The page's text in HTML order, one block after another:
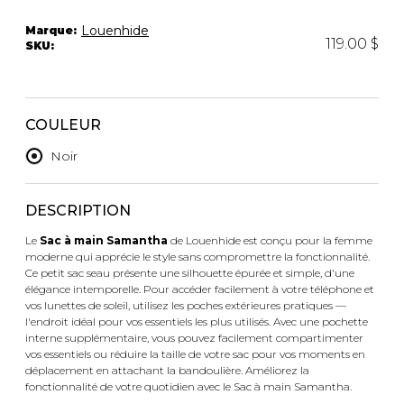
VÊTEMENTS DE NUIT ET
DÉTENTE
STYLE DE VIE
MASTECTOMIE
Étuis
Parapluies
BEAUTÉ ET
BIEN-ÊTRE
Produits Boss Appeal
Bain et corps
Soins du visage
Accessoires à cheveux
Chandelles
Fragrances
SOUS-
VÊTEMENTS
Soutiens-Gorge
Culottes
Camisoles
Spanx
Jupons et Slips
Marque: Louenhide
SKU: 119.00 $
COULEUR
Noir
DESCRIPTION
Le Sac à main Samantha de Louenhide est conçu pour la femme
moderne qui apprécie le style sans compromettre la fonctionnalité.
Ce petit sac seau présente une silhouette épurée et simple, d'une
élégance intemporelle. Pour accéder facilement à votre téléphone et
vos lunettes de soleil, utilisez les poches extérieures pratiques —
l'endroit idéal pour vos essentiels les plus utilisés. Avec une pochette
interne supplémentaire, vous pouvez facilement compartimenter
vos essentiels ou réduire la taille de votre sac pour vos moments en
déplacement en attachant la bandoulière. Améliorez la
fonctionnalité de votre quotidien avec le Sac à main Samantha.